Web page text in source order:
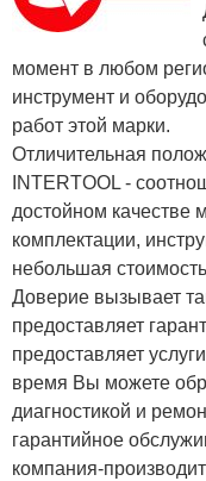
момент в любом
инструмент и
работ этой марки.
Отличительная
INTERTOOL -
достойном качестве
комплектации,
небольшая
Доверие вызывает
предоставляет
предоставляет
время Вы можете
диагностикой и
гарантийное
компания-